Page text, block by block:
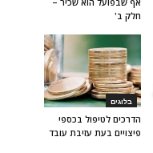
חלק ב'
בלוגים
הדרכים לטיפול בכספי
פיצויים בעת עזיבת עובד